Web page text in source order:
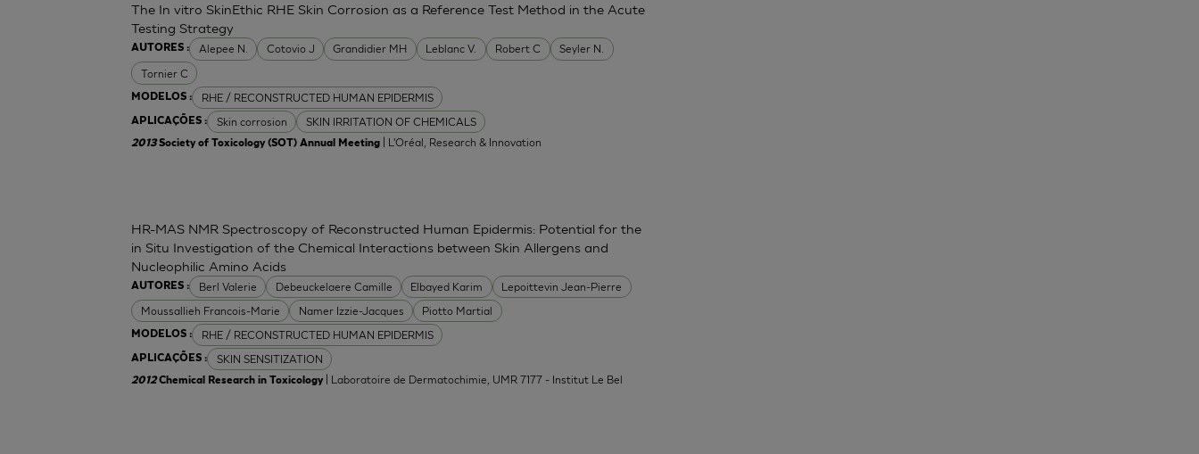
AUTORES : Alepee N. Cotovio J Grandidier MH Leblanc V. Robert C
Seyler N.
Tornier C
MODELOS : RHE / RECONSTRUCTED HUMAN EPIDERMIS
APLICAÇÕES : Skin corrosion SKIN IRRITATION OF CHEMICALS
The In vitro SkinEthic RHE Skin Corrosion as a Reference Test Method in the Acute
Testing Strategy
2013Society of Toxicology (SOT) Annual Meeting | L'Oréal, Research & Innovation
AUTORES : Berl Valerie Debeuckelaere Camille Elbayed Karim
Lepoittevin Jean-Pierre
Moussallieh Francois-Marie
Namer Izzie-Jacques Piotto Martial
MODELOS : RHE / RECONSTRUCTED HUMAN EPIDERMIS
APLICAÇÕES : SKIN SENSITIZATION
HR-MAS NMR Spectroscopy of Reconstructed Human Epidermis: Potential for the
in Situ Investigation of the Chemical Interactions between Skin Allergens and
Nucleophilic Amino Acids
2012Chemical Research in Toxicology| Laboratoire de Dermatochimie, UMR 7177 - Institut Le Bel